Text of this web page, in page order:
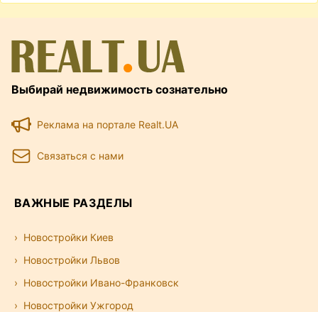
Выбирай недвижимость сознательно
Реклама на портале Realt.UA
Связаться с нами
ВАЖНЫЕ РАЗДЕЛЫ
Новостройки Киев
Новостройки Львов
Новостройки Ивано-Франковск
Новостройки Ужгород